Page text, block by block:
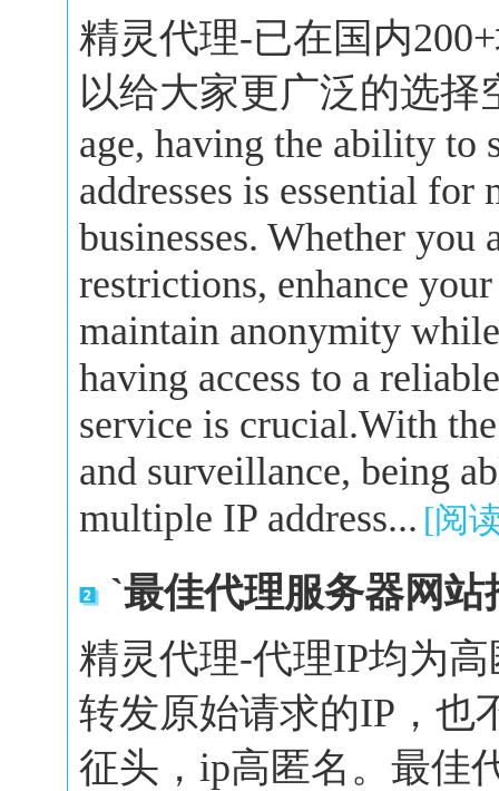
精灵代理-已在国内
以给大家更广泛的选择
age, having the ability to
addresses is essential
businesses. Whether you
restrictions, enhance
maintain anonymity
having access to a
service is crucial.With
and surveillance, being
multiple IP address... [阅
`最佳代理服务器网
精灵代理-代理IP均为
转发原始请求的IP，也
征头，ip高匿名。最佳